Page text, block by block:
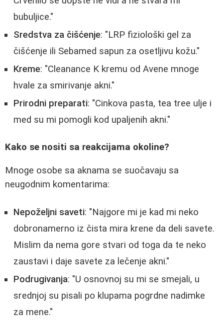
bubuljice."
Sredstva za čišćenje: "LRP fiziološki gel za
čišćenje ili Sebamed sapun za osetljivu kožu."
Kreme: "Cleanance K kremu od Avene mnoge
hvale za smirivanje akni."
Prirodni preparati: "Cinkova pasta, tea tree ulje i
med su mi pomogli kod upaljenih akni."
Kako se nositi sa reakcijama okoline?
Mnoge osobe sa aknama se suočavaju sa
neugodnim komentarima:
Nepoželjni saveti: "Najgore mi je kad mi neko
dobronamerno iz čista mira krene da deli savete.
Mislim da nema gore stvari od toga da te neko
zaustavi i daje savete za lečenje akni."
Podrugivanja: "U osnovnoj su mi se smejali, u
srednjoj su pisali po klupama pogrdne nadimke
za mene."